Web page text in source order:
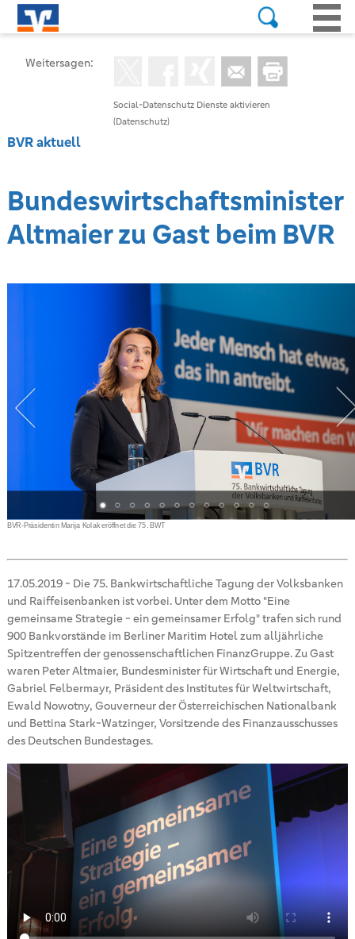
Social-Datenschutz Dienste aktivieren
(Datenschutz)
Weitersagen:
BVR aktuell
Bundeswirtschaftsminister
Altmaier zu Gast beim BVR
BVR-Präsidentin Marija Kolak eröffnet die 75. BWT
17.05.2019- Die 75. Bankwirtschaftliche Tagung der Volksbanken
und Raiffeisenbanken ist vorbei. Unter dem Motto "Eine
gemeinsame Strategie - ein gemeinsamer Erfolg" trafen sich rund
900 Bankvorstände im Berliner Maritim Hotel zum alljährliche
Spitzentreffen der genossenschaftlichen FinanzGruppe. Zu Gast
waren Peter Altmaier, Bundesminister für Wirtschaft und Energie,
Gabriel Felbermayr, Präsident des Institutes für Weltwirtschaft,
Ewald Nowotny, Gouverneur der Österreichischen Nationalbank
und Bettina Stark-Watzinger, Vorsitzende des Finanzausschusses
des Deutschen Bundestages.